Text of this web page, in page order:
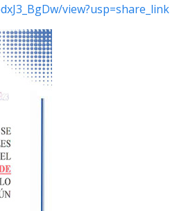
view?usp=share_link